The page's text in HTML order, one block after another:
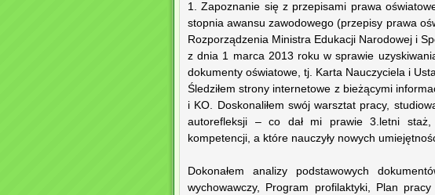
1. Zapoznanie się z przepisami prawa
stopnia awansu zawodowego (przepisy prawa
Rozporządzenia Ministra Edukacji Narodowej i
z dnia 1 marca 2013 roku w sprawie
dokumenty oświatowe, tj. Karta Nauczyciela i
Śledziłem strony internetowe z bieżącymi
i KO. Doskonaliłem swój warsztat pracy,
autorefleksji – co dał mi prawie 3.letni staż,
kompetencji, a które nauczyły nowych
Dokonałem analizy podstawowych
wychowawczy, Program profilaktyki, Plan